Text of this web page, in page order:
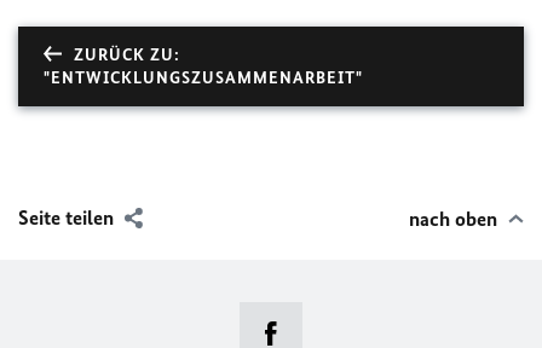
ZURÜCK ZU:
"ENTWICKLUNGSZUSAMMENARBEIT"
Seite teilen nach oben